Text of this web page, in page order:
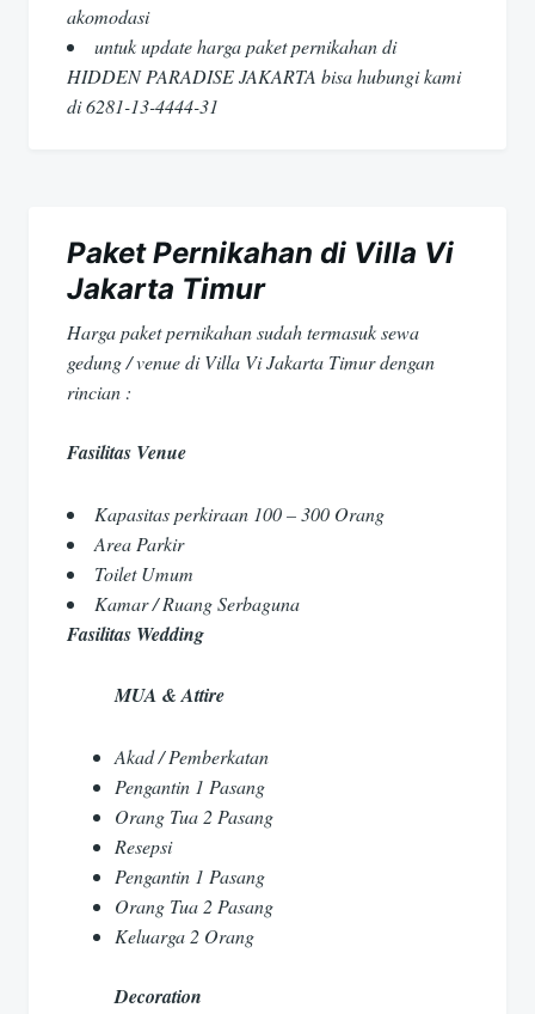
akomodasi
untuk update harga paket pernikahan di
HIDDEN PARADISE JAKARTA bisa hubungi kami
di 6281-13-4444-31
Paket Pernikahan di Villa Vi
Jakarta Timur
Harga paket pernikahan sudah termasuk sewa
gedung / venue di Villa Vi Jakarta Timur dengan
rincian :
Fasilitas Venue
Kapasitas perkiraan 100 – 300 Orang
Area Parkir
Toilet Umum
Kamar / Ruang Serbaguna
Fasilitas Wedding
MUA & Attire
Akad / Pemberkatan
Pengantin 1 Pasang
Orang Tua 2 Pasang
Resepsi
Pengantin 1 Pasang
Orang Tua 2 Pasang
Keluarga 2 Orang
Decoration